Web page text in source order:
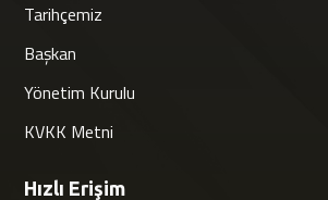
Tarihçemiz
Başkan
Yönetim Kurulu
KVKK Metni
Hızlı Erişim